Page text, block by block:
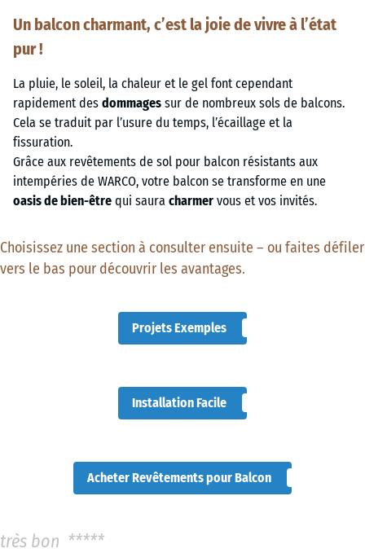
Un balcon charmant, c’est la joie de vivre à l’état
pur !
La pluie, le soleil, la chaleur et le gel font cependant
rapidement des dommages sur de nombreux sols de balcons.
Cela se traduit par l’usure du temps, l’écaillage et la
fissuration.
Grâce aux revêtements de sol pour balcon résistants aux
intempéries de WARCO, votre balcon se transforme en une
oasis de bien-être qui saura charmer vous et vos invités.
Choisissez une section à consulter ensuite – ou faites défiler
vers le bas pour découvrir les avantages.
Projets Exemples
Installation Facile
Acheter Revêtements pour Balcon
très bon *****